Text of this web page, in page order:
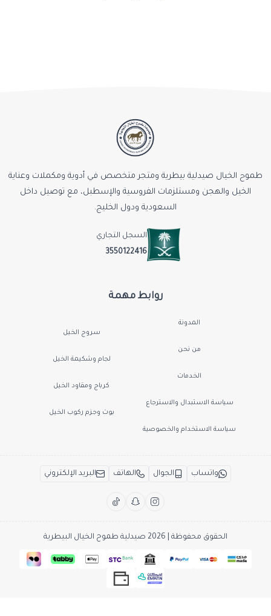
روابط مهمة
المدونة
من نحن
الخدمات
سياسة الاستبدال والاسترجاع
سياسة الاستخدام والخصوصية
سروج الخيل
لجام وشكيمة الخيل
كرباج ومقاود الخيل
بوت وجزم ركوب الخيل
طموح الخيال صيدلية بيطرية ومتجر متخصص في أدوية ومكملات وعناية
الخيل والهجن ومستلزمات الفروسية والإسطبل، مع توصيل داخل
السعودية ودول الخليج.
السجل التجاري
3550122416
واتساب الجوال الهاتف البريد الإلكتروني
الحقوق محفوظة | 2026 صيدلية طموح الخيال البيطرية